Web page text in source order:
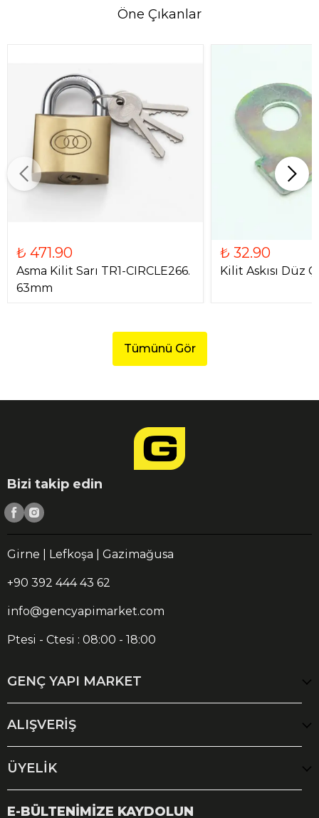
Öne Çıkanlar
₺ 471.90
Asma Kilit Sarı TR1-CIRCLE266.
63mm
₺ 32.90
Kilit Askısı Düz
Tümünü Gör
Bizi takip edin
Girne | Lefkoşa | Gazimağusa
+90 392 444 43 62
info@gencyapimarket.com
Ptesi - Ctesi : 08:00 - 18:00
GENÇ YAPI MARKET
ALIŞVERİŞ
ÜYELİK
E-BÜLTENİMİZE KAYDOLUN